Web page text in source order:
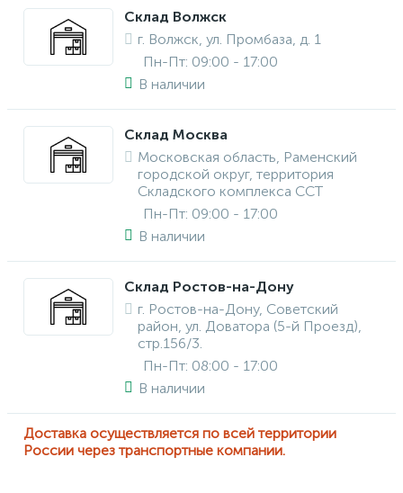
Склад Волжск
г. Волжск, ул. Промбаза, д. 1
Пн-Пт: 09:00 - 17:00
В наличии
Склад Москва
Московская область, Раменский
городской округ, территория
Складского комплекса ССТ
Пн-Пт: 09:00 - 17:00
В наличии
Склад Ростов-на-Дону
г. Ростов-на-Дону, Советский
район, ул. Доватора (5-й Проезд),
стр.156/3.
Пн-Пт: 08:00 - 17:00
В наличии
Доставка осуществляется по всей территории
России через транспортные компании.